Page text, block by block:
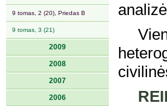
9 tomas, 2 (20), Priedas B
9 tomas, 3 (21)
2009
2008
2007
2006